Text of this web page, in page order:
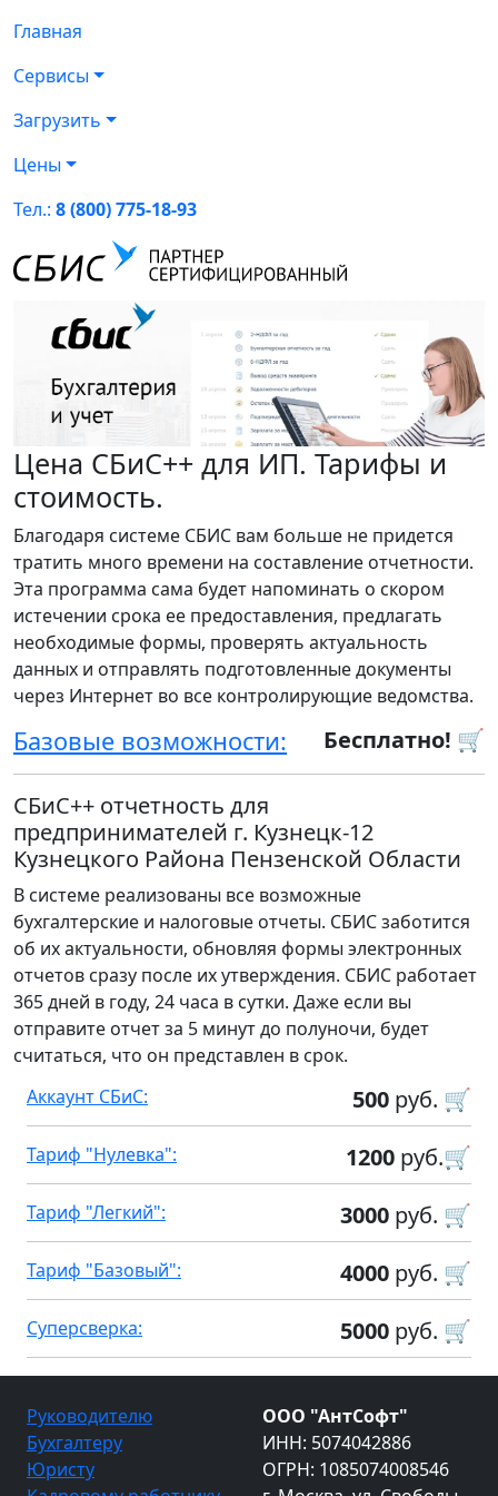
Главная
Сервисы
Загрузить
Цены
Тел.: 8 (800) 775-18-93
Цена СБиС++ для ИП. Тарифы и
стоимость.
Благодаря системе СБИС вам больше не придется
тратить много времени на составление отчетности.
Эта программа сама будет напоминать о скором
истечении срока ее предоставления, предлагать
необходимые формы, проверять актуальность
данных и отправлять подготовленные документы
через Интернет во все контролирующие ведомства.
Бесплатно! 🛒
Базовые возможности:
СБиС++ отчетность для
предпринимателей г. Кузнецк-12
Кузнецкого Района Пензенской Области
В системе реализованы все возможные
бухгалтерские и налоговые отчеты. СБИС заботится
об их актуальности, обновляя формы электронных
отчетов сразу после их утверждения. СБИС работает
365 дней в году, 24 часа в сутки. Даже если вы
отправите отчет за 5 минут до полуночи, будет
считаться, что он представлен в срок.
500 руб. 🛒
Аккаунт СБиС:
1200 руб.🛒
Тариф "Нулевка":
3000 руб. 🛒
Тариф "Легкий":
4000 руб. 🛒
Тариф "Базовый":
5000 руб. 🛒
Суперсверка:
Руководителю
Бухгалтеру
Юристу
ООО "АнтСофт"
ИНН: 5074042886
ОГРН: 1085074008546